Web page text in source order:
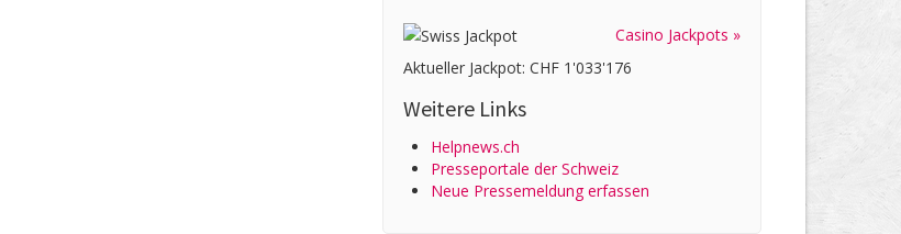
Casino Jackpots »
Aktueller Jackpot: CHF 1'033'176
Weitere Links
Helpnews.ch
Presseportale der Schweiz
Neue Pressemeldung erfassen